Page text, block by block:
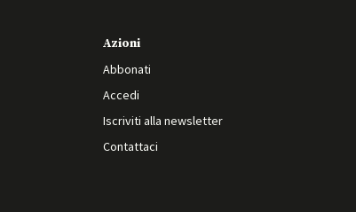
Azioni
Abbonati
Accedi
Iscriviti alla newsletter
Contattaci